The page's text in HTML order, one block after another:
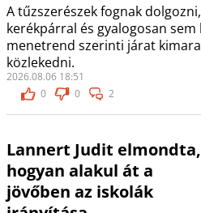
A tűzszerészek fognak
kerékpárral és gyalogosan
menetrend szerinti járat
közlekedni.
2026.08.06 18:51
0
0 2
Lannert Judit elmondta,
hogyan alakul át a
jövőben az iskolák